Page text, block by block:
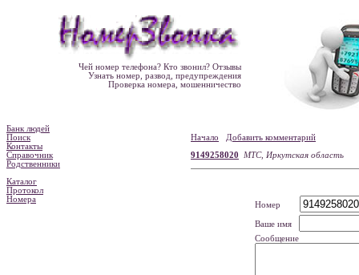
Чей номер телефона? Кто звонил? Отзывы
Узнать номер, развод, предупреждения
Проверка номера, мошенничество
Банк людей
Поиск
Контакты
Справочник
Родственники
Каталог
Протокол
Номера
Начало
Добавить комментарий
9149258020
МТС, Иркутская область
Номер
Ваше имя
Сообщение